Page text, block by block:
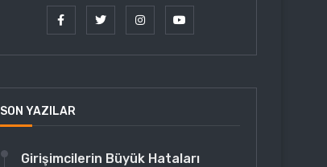
SON YAZILAR
Girişimcilerin Büyük Hataları